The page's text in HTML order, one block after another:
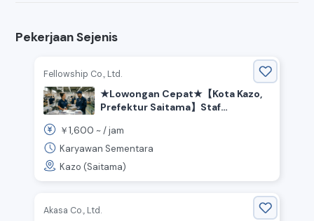
Pekerjaan Sejenis
Fellowship Co., Ltd.
★Lowongan Cepat★【Kota Kazo,
Prefektur Saitama】Staf
Pabrik Kartu Trading Populer
￥1,600 ~ /jam
Karyawan Sementara
Kazo (Saitama)
Akasa Co., Ltd.